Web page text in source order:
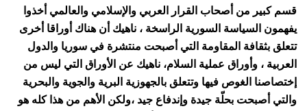
قسم كبير من أصحاب القرار العربي والإسلامي والعالمي أخذوا
يفهمون السياسة السورية الراسخة ، ناهيك أن هناك أوراقا أخرى
تتعلق بثقافة المقاومة التي أصبحت منتشرة في سوريا والدول
العربية ، وأوراق عملية السلام، ناهيك عن الأوراق التي ليس من
إختصاصنا الغوص فيها وتتعلق بالجهوزية البرية والجوية والبحرية
والتي أصبحت بحلّة جيدة وإندفاع جيد ،ولكن الأهم من هذا كله هو